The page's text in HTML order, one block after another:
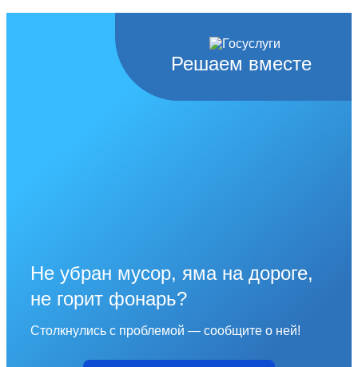
Решаем вместе
Не убран мусор, яма на дороге,
не горит фонарь?
Столкнулись с проблемой — сообщите о ней!